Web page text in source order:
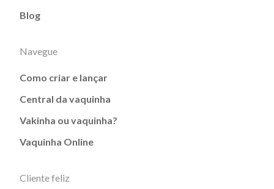
Blog
Navegue
Como criar e lançar
Central da vaquinha
Vakinha ou vaquinha?
Vaquinha Online
Cliente feliz